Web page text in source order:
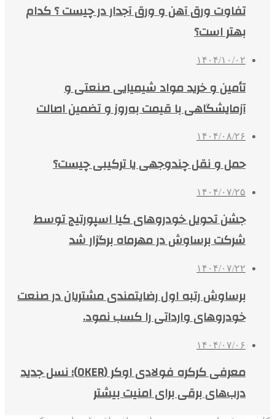
تفاوت ورق آهن و ورق آجدار در چیست ؟ کدام
بهتر است؟
۱۴۰۴/۱۰/۰۲
تأمین و خرید مواد شیمیایی صنعتی و
آزمایشگاهی با قیمت به‌روز و تضمین اصالت
۱۴۰۴/۰۸/۲۶
حمل و نقل چندوجهی یا ترکیبی چیست؟
۱۴۰۴/۰۷/۲۵
جشن تحویل خودروهای کیا اسپورتیج توسط
شرکت برساوش در مهرماه برگزار شد
۱۴۰۴/۰۷/۲۲
برساوش رتبه اول رضایتمندی مشتریان در صنعت
خودروهای وارداتی را کسب نمود.
۱۴۰۴/۰۷/۰۶
معرفی کرکره فولادی اوکر (OKER)؛ نسل جدید
درب‌های برقی برای امنیت بیشتر